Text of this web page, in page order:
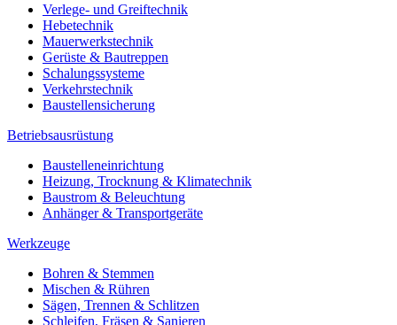
Verlege- und Greiftechnik
Hebetechnik
Mauerwerkstechnik
Gerüste & Bautreppen
Schalungssysteme
Verkehrstechnik
Baustellensicherung
Betriebsausrüstung
Baustelleneinrichtung
Heizung, Trocknung & Klimatechnik
Baustrom & Beleuchtung
Anhänger & Transportgeräte
Werkzeuge
Bohren & Stemmen
Mischen & Rühren
Sägen, Trennen & Schlitzen
Schleifen, Fräsen & Sanieren